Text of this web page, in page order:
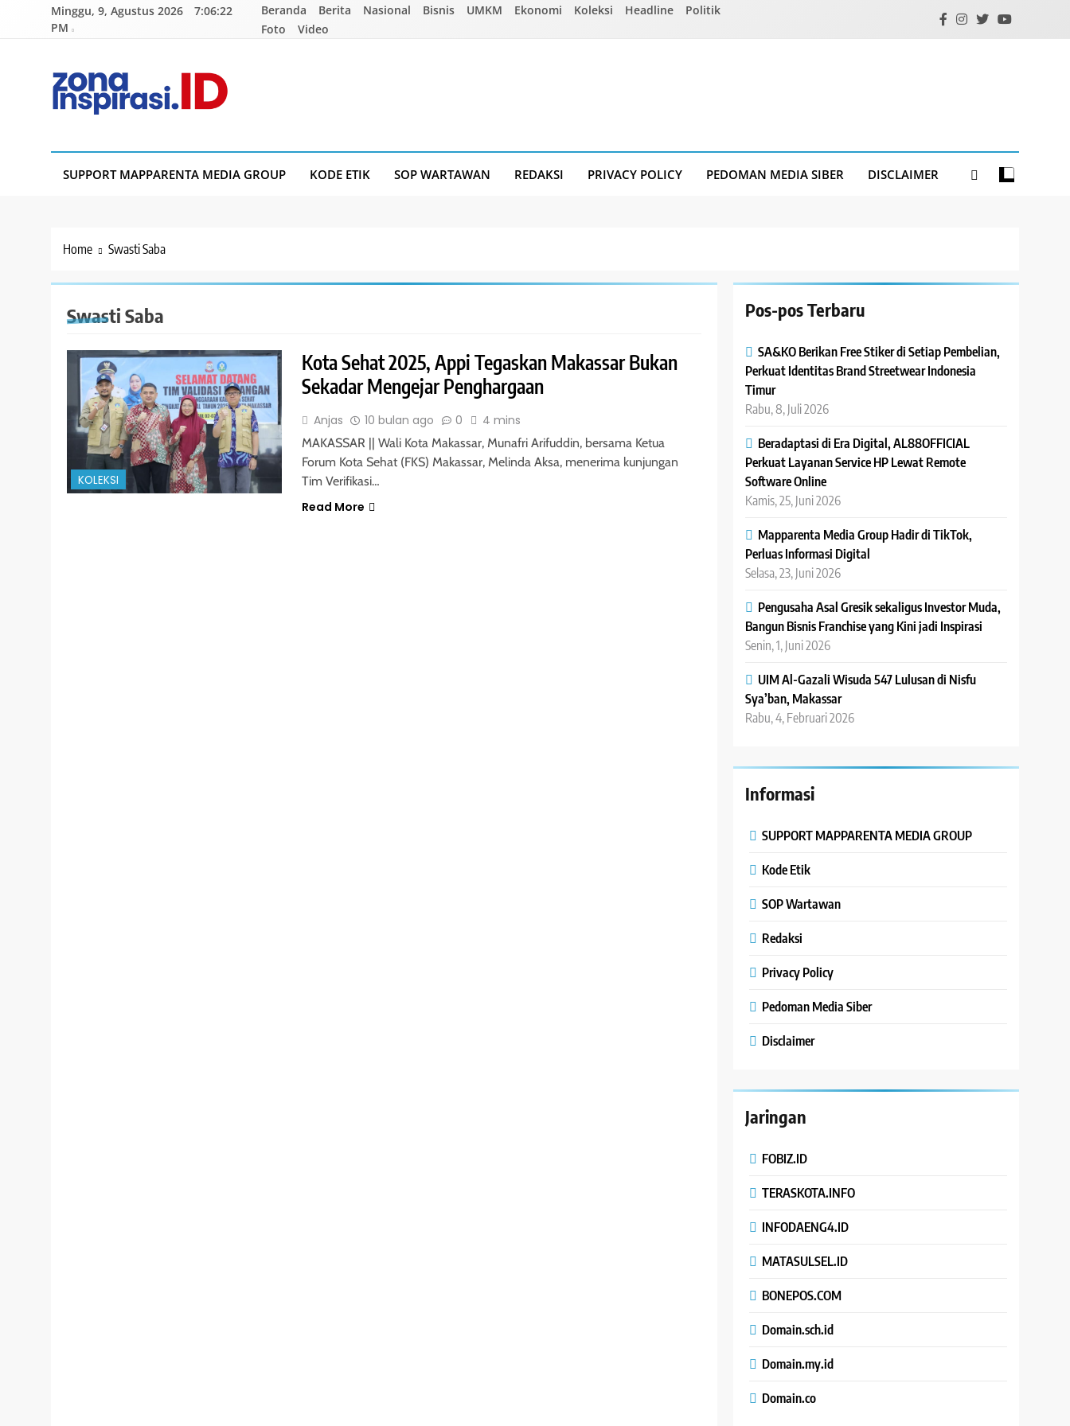
Minggu, 9, Agustus 2026
7:06:22
PM
Beranda Berita Nasional Bisnis UMKM Ekonomi Koleksi Headline
Politik
Foto
Video
SUPPORT MAPPARENTA MEDIA GROUP KODE ETIK SOP WARTAWAN REDAKSI PRIVACY POLICY PEDOMAN MEDIA SIBER DISCLAIMER
Home Swasti Saba
Swasti Saba
KOLEKSI
Kota Sehat 2025, Appi Tegaskan Makassar Bukan
Sekadar Mengejar Penghargaan
Anjas 10 bulan ago 0 4 mins
MAKASSAR || Wali Kota Makassar, Munafri Arifuddin, bersama Ketua
Forum Kota Sehat (FKS) Makassar, Melinda Aksa, menerima kunjungan
Tim Verifikasi…
Read More
Pos-pos Terbaru
SA&KO Berikan Free Stiker di Setiap Pembelian,
Perkuat Identitas Brand Streetwear Indonesia
Timur
Rabu, 8, Juli 2026
Beradaptasi di Era Digital, AL88OFFICIAL
Perkuat Layanan Service HP Lewat Remote
Software Online
Kamis, 25, Juni 2026
Mapparenta Media Group Hadir di TikTok,
Perluas Informasi Digital
Selasa, 23, Juni 2026
Pengusaha Asal Gresik sekaligus Investor Muda,
Bangun Bisnis Franchise yang Kini jadi Inspirasi
Senin, 1, Juni 2026
UIM Al-Gazali Wisuda 547 Lulusan di Nisfu
Sya’ban, Makassar
Rabu, 4, Februari 2026
Informasi
SUPPORT MAPPARENTA MEDIA GROUP
Kode Etik
SOP Wartawan
Redaksi
Privacy Policy
Pedoman Media Siber
Disclaimer
Jaringan
FOBIZ.ID
TERASKOTA.INFO
INFODAENG4.ID
MATASULSEL.ID
BONEPOS.COM
Domain.sch.id
Domain.my.id
Domain.co